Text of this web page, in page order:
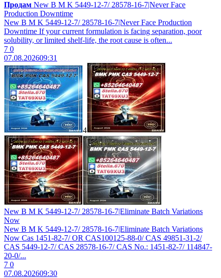
Продам New B M K 5449-12-7/ 28578-16-7|Never Face
Production Downtime
New B M K 5449-12-7/ 28578-16-7|Never Face Production
Downtime If your current formulation is facing separation, poor
solubility, or limited shelf-life, the root cause is often...
7 0
07.08.202609:31
4
New B M K 5449-12-7/ 28578-16-7|Eliminate Batch Variations
Now
New B M K 5449-12-7/ 28578-16-7|Eliminate Batch Variations
Now Cas 1451-82-7/ OR CAS100125-88-0/ CAS 49851-31-2/
CAS 5449-12-7/ CAS 28578-16-7/ CAS No.: 1451-82-7/ 114847-
20-0/...
7 0
07.08.202609:30